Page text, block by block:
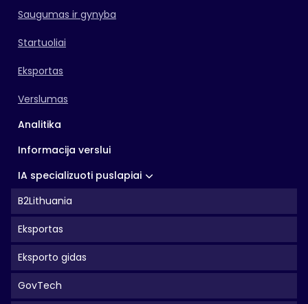
Saugumas ir gynyba
Startuoliai
Eksportas
Verslumas
Analitika
Informacija verslui
IA specializuoti puslapiai
B2Lithuania
Eksportas
Eksporto gidas
GovTech